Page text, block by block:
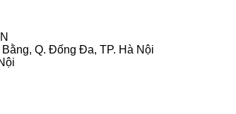
Q. Đống Đa, TP. Hà Nội